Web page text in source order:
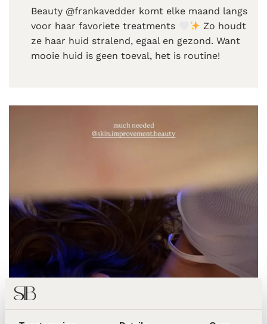
Beauty @frankavedder komt elke maand langs
voor haar favoriete treatments
Zo houdt
ze haar huid stralend, egaal en gezond. Want
mooie huid is geen toeval, het is routine!
Jade Anna